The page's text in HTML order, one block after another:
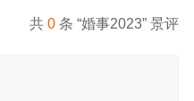
共0 条 “婚事2023” 景评